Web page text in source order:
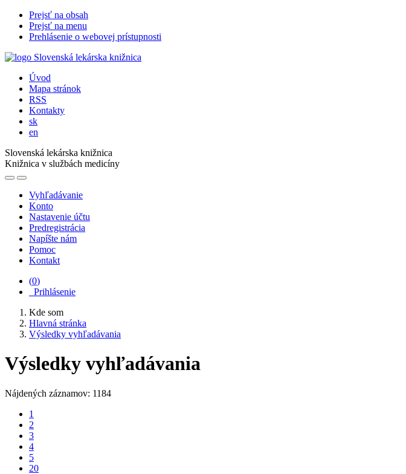
Prejsť na obsah
Prejsť na menu
Prehlásenie o webovej prístupnosti
Úvod
Mapa stránok
RSS
Kontakty
sk
en
Slovenská lekárska knižnica
Knižnica v službách medicíny
Vyhľadávanie
Konto
Nastavenie účtu
Predregistrácia
Napíšte nám
Pomoc
Kontakt
(0)
Prihlásenie
Kde som
Hlavná stránka
Výsledky vyhľadávania
Výsledky vyhľadávania
Nájdených záznamov: 1184
1
2
3
4
5
20